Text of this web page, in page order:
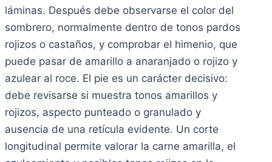
láminas. Después debe observarse el color del
sombrero, normalmente dentro de tonos pardos
rojizos o castaños, y comprobar el himenio, que
puede pasar de amarillo a anaranjado o rojizo y
azulear al roce. El pie es un carácter decisivo:
debe revisarse si muestra tonos amarillos y
rojizos, aspecto punteado o granulado y
ausencia de una retícula evidente. Un corte
longitudinal permite valorar la carne amarilla, el